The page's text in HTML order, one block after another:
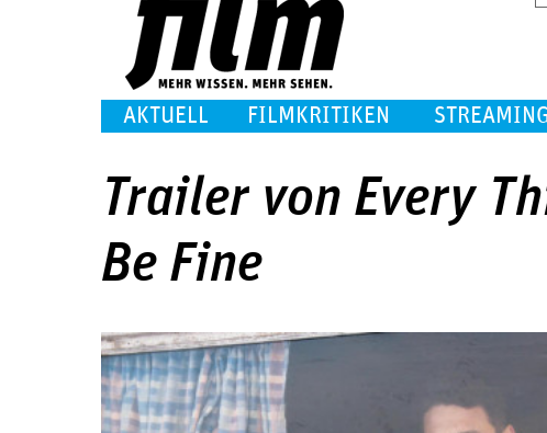
AKTUELL FILMKRITIKEN
Trailer von Every
Be Fine